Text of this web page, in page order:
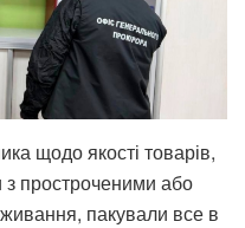
щодо якості товарів,
з простроченими або
пакували все в